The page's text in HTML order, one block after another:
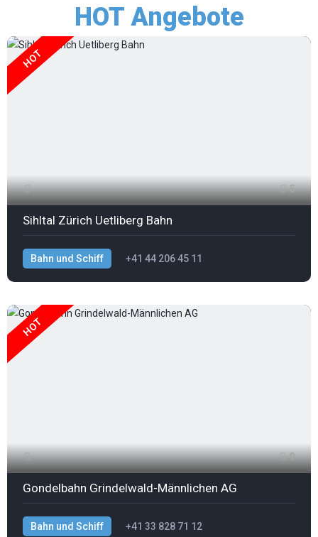
HOT Angebote
HOT
5
Sihltal Zürich Uetliberg Bahn
Bahn und Schiff +41 44 206 45 11
HOT
9
Gondelbahn Grindelwald-Männlichen AG
Bahn und Schiff +41 33 828 71 12